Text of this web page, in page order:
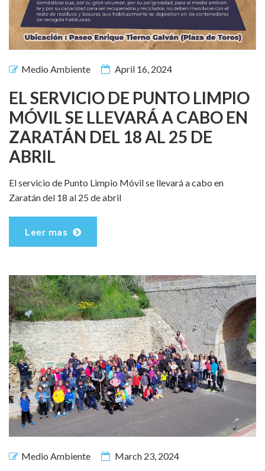
Medio Ambiente April 16, 2024
EL SERVICIO DE PUNTO LIMPIO
MÓVIL SE LLEVARÁ A CABO EN
ZARATÁN DEL 18 AL 25 DE
ABRIL
El servicio de Punto Limpio Móvil se llevará a cabo en
Zaratán del 18 al 25 de abril
Leer mas
Medio Ambiente March 23, 2024